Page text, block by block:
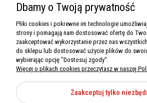
Sawim Group Mariusz Zdyb sp. k.
NIP: 5130284470
REGON: 5246591010
O nas
Informacje
Dbamy o Twoją prywatność
Pliki cookies i pokrewne im technologie
strony i pomagają nam dostosować ofertę do
zaakceptować wykorzystanie przez nas
do sklepu lub dostosować użycie plików do
wybierając opcję "Dostosuj zgody".
Więcej o plikach cookies przeczytasz w naszej
Zaakceptuj tylko